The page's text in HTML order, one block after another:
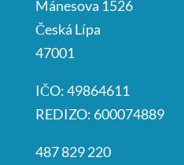
Mánesova 1526
Česká Lípa
47001
IČO: 49864611
REDIZO: 600074889
487 829 220